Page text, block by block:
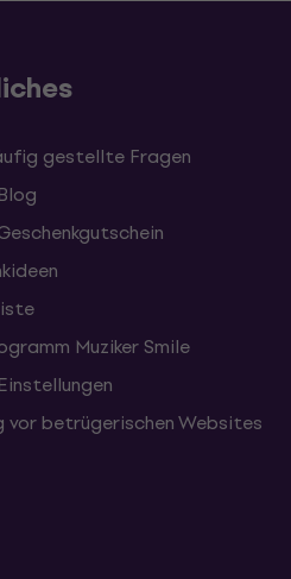
gestellte Fragen
Muziker Smile
vor betrügerischen Websites